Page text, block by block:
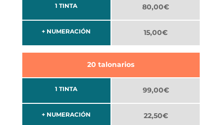
1 TINTA
+ NUMERACIÓN
80,00€
15,00€
1 TINTA
+ NUMERACIÓN
20 talonarios
99,00€
22,50€